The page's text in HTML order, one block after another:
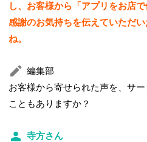
し、お客様から「アプリをお店
感謝のお気持ちを伝えていただ
ね。
編集部
お客様から寄せられた声を、サ
こともありますか？
寺方さん